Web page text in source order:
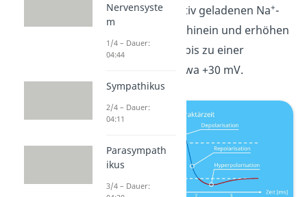
strömen die positiv geladenen Na+-
Ionen in die Zelle hinein und erhöhen
dort die Ladung, bis zu einer
Spannung von etwa +30 mV.
Nervensyste
m
1/4 – Dauer:
04:44
Sympathikus
2/4 – Dauer:
04:11
Parasympath
ikus
3/4 – Dauer: